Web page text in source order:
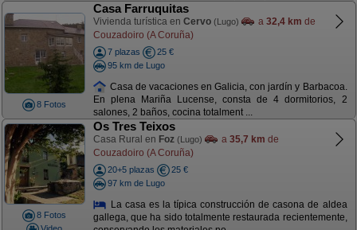
8 Fotos
Casa Farruquitas
Vivienda turística en Cervo (Lugo) a 32,4 km de
Couzadoiro (A Coruña)
7 plazas
25 €
95 km de Lugo
Casa de vacaciones en Galicia, con jardín y Barbacoa.
En plena Mariña Lucense, consta de 4 dormitorios, 2
salones, 2 baños, cocina totalment ...
8 Fotos
Os Tres Teixos
Casa Rural en Foz (Lugo) a 35,7 km de
Couzadoiro (A Coruña)
20+5 plazas
25 €
97 km de Lugo
La casa es la típica construcción de casona de aldea
gallega, que ha sido totalmente restaurada recientemente,